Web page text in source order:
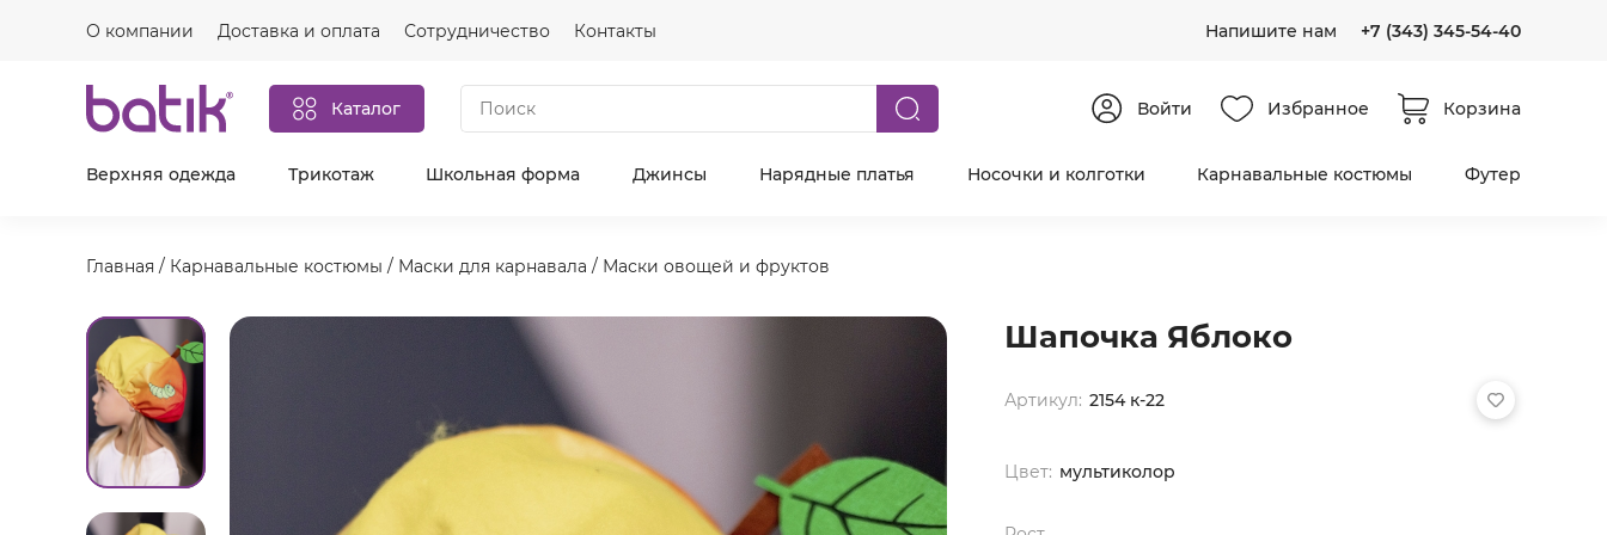
О компании Доставка и оплата Сотрудничество Контакты Напишите нам +7 (343) 345-54-40
Каталог Войти Избранное Корзина
Верхняя одежда Трикотаж Школьная форма Джинсы Нарядные платья Носочки и колготки Карнавальные костюмы Футер
Главная / Карнавальные костюмы / Маски для карнавала / Маски овощей и фруктов
Шапочка Яблоко
Артикул: 2154 к-22
Цвет: мультиколор